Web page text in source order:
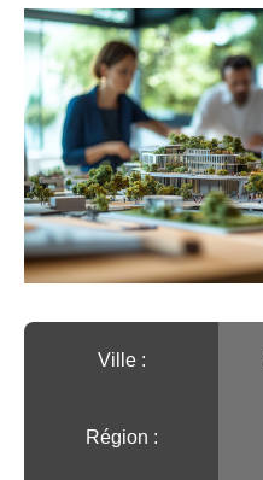
Ville :️
Région :️